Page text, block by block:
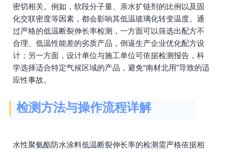
密切相关。例如，软段分子量、亲水扩链剂的比例以及固
化交联密度等因素，都会影响其低温玻璃化转变温度。通
过严格的低温断裂伸长率检测，一方面可以筛选出配方不
合理、低温性能差的劣质产品，倒逼生产企业优化配方设
计；另一方面，设计单位与施工单位可依据检测报告，科
学选择适合特定气候区域的产品，避免“南材北用”导致的适
应性事故。
检测方法与操作流程详解
水性聚氨酯防水涂料低温断裂伸长率的检测需严格依据相